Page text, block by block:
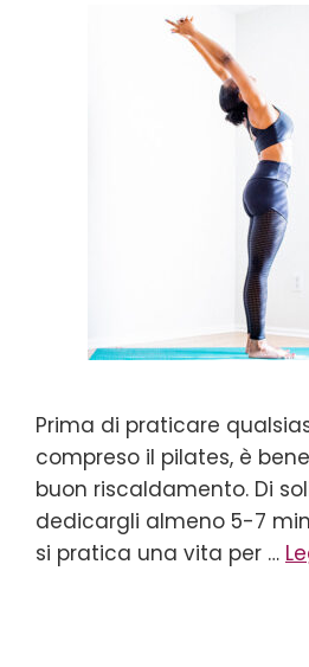
Prima di praticare
compreso il pilates, è
buon riscaldamento. Di
dedicargli almeno 5-7
si pratica una vita per …